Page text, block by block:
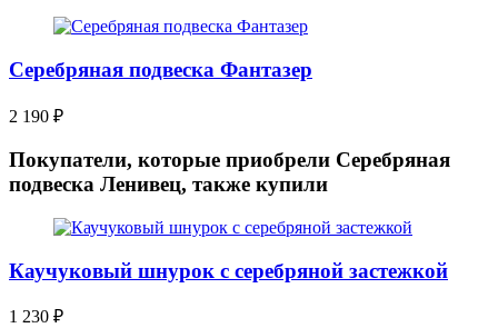
Серебряная подвеска Фантазер
2 190 ₽
Покупатели, которые приобрели Серебряная
подвеска Ленивец, также купили
Каучуковый шнурок с серебряной застежкой
1 230 ₽